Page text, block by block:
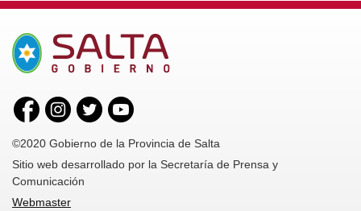
©2020 Gobierno de la Provincia de Salta
Sitio web desarrollado por la Secretaría de Prensa y
Comunicación
Webmaster